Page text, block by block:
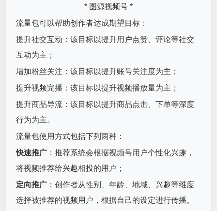
* 图源视频号 *
流量包可以帮助创作者达成期望目标：
提升社交互动：该目标以提升用户点赞、评论等社交
互动为主；
增加粉丝关注：该目标以提升账号关注度为主；
提升视频完播：该目标以提升视频播放量为主；
提升商品导流：该目标以提升商品点击、下单等深度
行为为主。
流量包使用方式包括下列两种：
快速推广 ：推荐系统会根据视频号用户个性化兴趣，
将视频推荐给兴趣相投的用户；
定向推广 ：创作者从性别、年龄、地域、兴趣等维度
选择被推荐的视频用户，根据自己的设定进行传播。